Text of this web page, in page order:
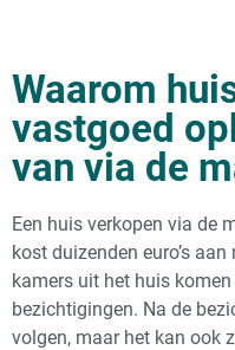
Waarom
vastgoed
van via de
Een huis verkopen via de
kost duizenden euro’s
kamers uit het huis
bezichtigingen. Na de
volgen, maar het kan ook